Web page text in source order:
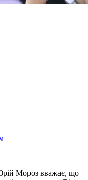
Мороз вважає, що